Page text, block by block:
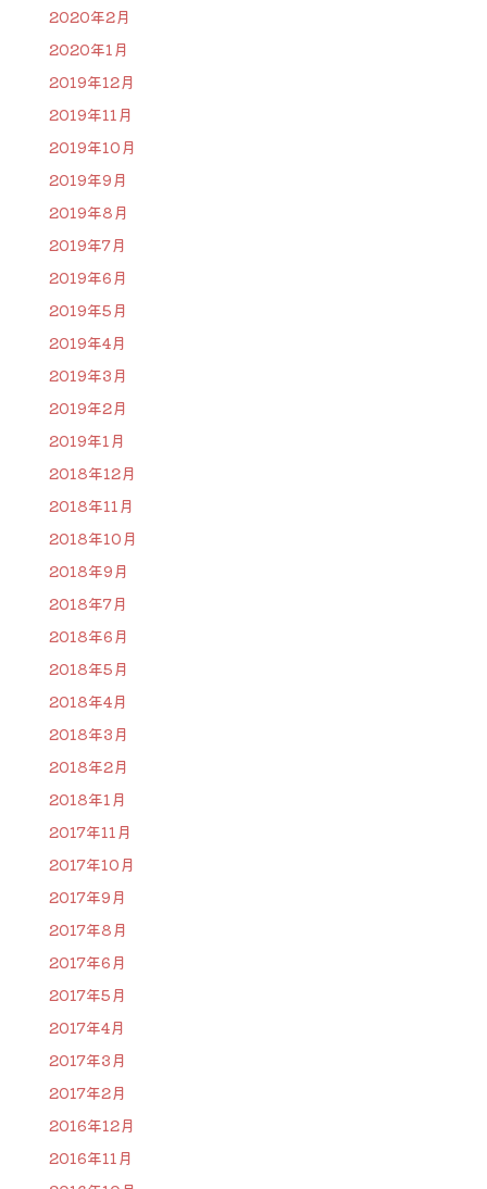
2020年2月
2020年1月
2019年12月
2019年11月
2019年10月
2019年9月
2019年8月
2019年7月
2019年6月
2019年5月
2019年4月
2019年3月
2019年2月
2019年1月
2018年12月
2018年11月
2018年10月
2018年9月
2018年7月
2018年6月
2018年5月
2018年4月
2018年3月
2018年2月
2018年1月
2017年11月
2017年10月
2017年9月
2017年8月
2017年6月
2017年5月
2017年4月
2017年3月
2017年2月
2016年12月
2016年11月